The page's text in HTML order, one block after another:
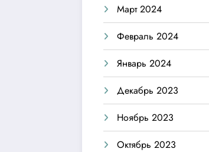
Март 2024
Февраль 2024
Январь 2024
Декабрь 2023
Ноябрь 2023
Октябрь 2023